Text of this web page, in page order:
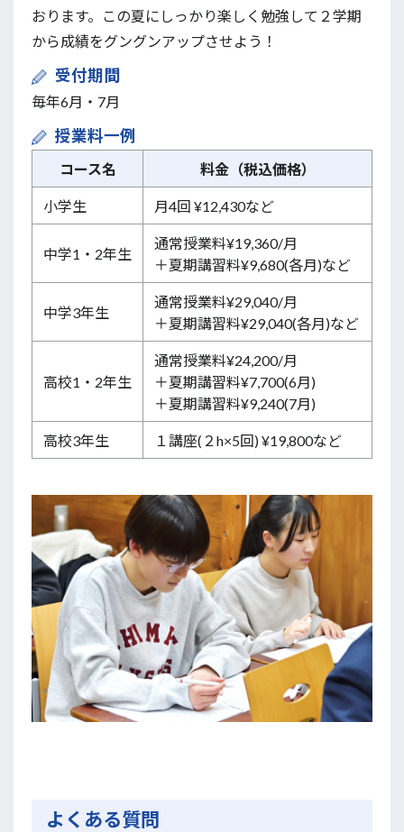
おります。この夏にしっかり楽しく勉強して２学期
から成績をグングンアップさせよう！
受付期間
毎年6月・7月
授業料一例
コース名 料金（税込価格）
小学生 月4回 ¥12,430など
中学1・2年生
通常授業料¥19,360/月
＋夏期講習料¥9,680(各月)など
中学3年生
通常授業料¥29,040/月
＋夏期講習料¥29,040(各月)など
高校1・2年生
通常授業料¥24,200/月
＋夏期講習料¥7,700(6月)
＋夏期講習料¥9,240(7月)
高校3年生 １講座(２h×5回) ¥19,800など
よくある質問